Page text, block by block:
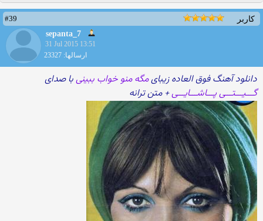
کاربر
#39
sepanta_7
31 Jul 2015 13:51
ارسالها: 23327
دانلود آهنگ فوق العاده زیبایمگه منو خواب ببینیبا صدای
گـــیـــتـــی پـــاشـــایـــی+ متن ترانه